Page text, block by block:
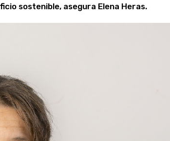
sostenible, asegura Elena Heras.